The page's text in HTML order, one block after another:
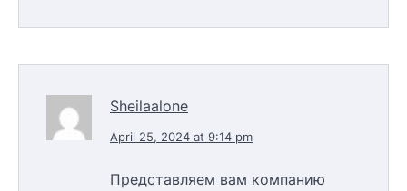
Sheilaalone
April 25, 2024 at 9:14 pm
Представляем вам компанию